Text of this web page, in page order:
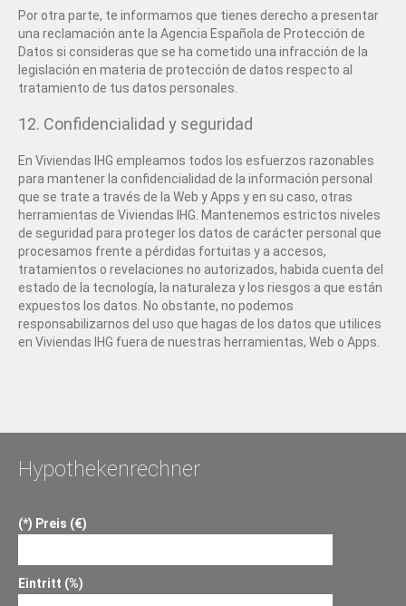
Por otra parte, te informamos que tienes derecho a presentar
una reclamación ante la Agencia Española de Protección de
Datos si consideras que se ha cometido una infracción de la
legislación en materia de protección de datos respecto al
tratamiento de tus datos personales.
12. Confidencialidad y seguridad
En Viviendas IHG empleamos todos los esfuerzos razonables
para mantener la confidencialidad de la información personal
que se trate a través de la Web y Apps y en su caso, otras
herramientas de Viviendas IHG. Mantenemos estrictos niveles
de seguridad para proteger los datos de carácter personal que
procesamos frente a pérdidas fortuitas y a accesos,
tratamientos o revelaciones no autorizados, habida cuenta del
estado de la tecnología, la naturaleza y los riesgos a que están
expuestos los datos. No obstante, no podemos
responsabilizarnos del uso que hagas de los datos que utilices
en Viviendas IHG fuera de nuestras herramientas, Web o Apps.
Hypothekenrechner
Preis (€)
Eintritt (%)